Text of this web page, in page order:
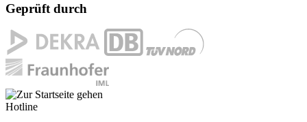
Geprüft durch
Hotline